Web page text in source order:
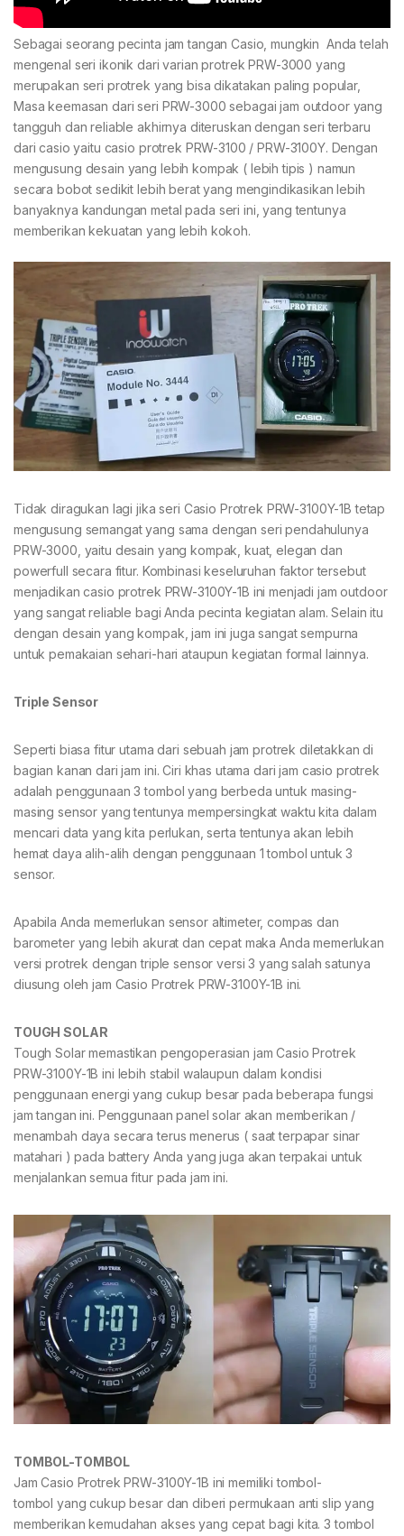
Sebagai seorang pecinta jam tangan Casio, mungkin Anda telah
mengenal seri ikonik dari varian protrek PRW-3000 yang
merupakan seri protrek yang bisa dikatakan paling popular,
Masa keemasan dari seri PRW-3000 sebagai jam outdoor yang
tangguh dan reliable akhirnya diteruskan dengan seri terbaru
dari casio yaitu casio protrek PRW-3100 / PRW-3100Y. Dengan
mengusung desain yang lebih kompak ( lebih tipis ) namun
secara bobot sedikit lebih berat yang mengindikasikan lebih
banyaknya kandungan metal pada seri ini, yang tentunya
memberikan kekuatan yang lebih kokoh.
Tidak diragukan lagi jika seri Casio Protrek PRW-3100Y-1B tetap
mengusung semangat yang sama dengan seri pendahulunya
PRW-3000, yaitu desain yang kompak, kuat, elegan dan
powerfull secara fitur. Kombinasi keseluruhan faktor tersebut
menjadikan casio protrek PRW-3100Y-1B ini menjadi jam outdoor
yang sangat reliable bagi Anda pecinta kegiatan alam. Selain itu
dengan desain yang kompak, jam ini juga sangat sempurna
untuk pemakaian sehari-hari ataupun kegiatan formal lainnya.
Triple Sensor
Seperti biasa fitur utama dari sebuah jam protrek diletakkan di
bagian kanan dari jam ini. Ciri khas utama dari jam casio protrek
adalah penggunaan 3 tombol yang berbeda untuk masing-
masing sensor yang tentunya mempersingkat waktu kita dalam
mencari data yang kita perlukan, serta tentunya akan lebih
hemat daya alih-alih dengan penggunaan 1 tombol untuk 3
sensor.
Apabila Anda memerlukan sensor altimeter, compas dan
barometer yang lebih akurat dan cepat maka Anda memerlukan
versi protrek dengan triple sensor versi 3 yang salah satunya
diusung oleh jam Casio Protrek PRW-3100Y-1B ini.
TOUGH SOLAR
Tough Solar memastikan pengoperasian jam Casio Protrek
PRW-3100Y-1B ini lebih stabil walaupun dalam kondisi
penggunaan energi yang cukup besar pada beberapa fungsi
jam tangan ini. Penggunaan panel solar akan memberikan /
menambah daya secara terus menerus ( saat terpapar sinar
matahari ) pada battery Anda yang juga akan terpakai untuk
menjalankan semua fitur pada jam ini.
TOMBOL-TOMBOL
Jam Casio Protrek PRW-3100Y-1B ini memiliki tombol-
tombol yang cukup besar dan diberi permukaan anti slip yang
memberikan kemudahan akses yang cepat bagi kita. 3 tombol